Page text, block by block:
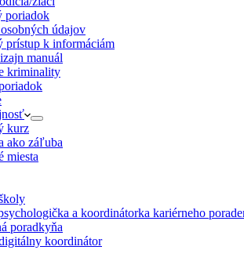
poriadok
údajov
prístup k informáciám
manuál
kriminality
kurz
ako záľuba
miesta
a koordinátorka kariérneho
poradkyňa
koordinátor